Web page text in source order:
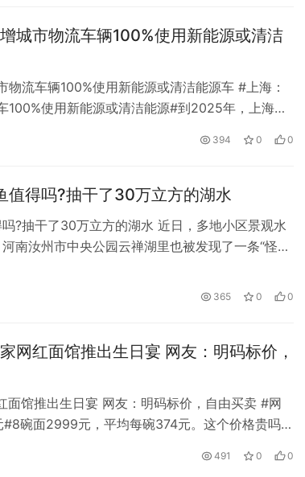
城市物流车辆100%使用新能源或清洁
物流车辆100%使用新能源或清洁能源车 #上海：
100%使用新能源或清洁能源#到2025年，上海铁
以上，浦东国际机场国际进出境卡车航班网络数
394 0 0
值得吗?抽干了30万立方的湖水
?抽干了30万立方的湖水 近日，多地小区景观水
南汝州市中央公园云禅湖里也被发现了一条“怪
，为了一条鱼，如此大费周章值得吗？ 为此，人
365 0 0
网红面馆推出生日宴 网友：明码标价，
馆推出生日宴 网友：明码标价，自由买卖 #网
碗面2999元，平均每碗374元。这个价格贵吗？
八人份的面条。套餐还包括“老板亲自下厨”和“一
491 0 0